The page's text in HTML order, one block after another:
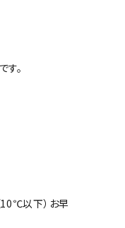
。
以下）お早